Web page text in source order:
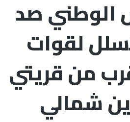
الوطني صد
لقوات
من قريتي
شمالي